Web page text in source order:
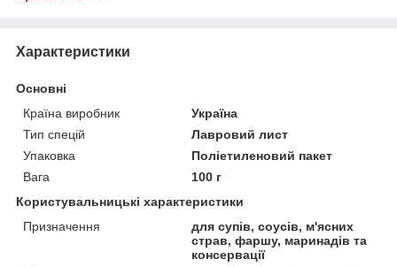
Характеристики
Основні
Країна виробник
Україна
Тип спецій
Лавровий лист
Упаковка
Поліетиленовий пакет
Вага
100 г
Користувальницькі характеристики
Призначення
для супів, соусів, м'ясних
страв, фаршу, маринадів та
консервації